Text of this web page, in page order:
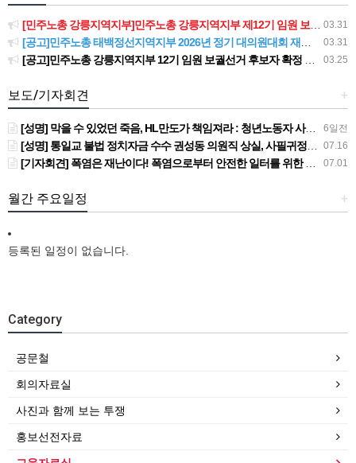
03.31
[민주노총 강릉지역지부]민주노총 강릉지역지부 제12기 임원 보궐선거결과 공고
03.31
[공고]민주노총 태백정선지역지부 2026년 정기 대의원대회 재소집 건
03.25
[공고]민주노총 강릉지역지부 12기 임원 보궐선거 후보자 확정 공고
+
보도/기자회견
6일전
[성명] 막을 수 있었던 죽음, HL만도가 책임져라 : 청년노동자 사망사고의 철저한 진상규명과 재발방지 대책 마련하라
07.16
[성명] 통일교 불법 정치자금 수수 권성동 의원직 상실, 사필귀정이다
07.01
[기자회견] 폭염은 재난이다! 폭염으로부터 안전한 일터를 위한 민주노총 강원지역본부 폭염감시단 선포 기자회견
+
월간 주요일정
등록된 일정이 없습니다.
Category
공문철
회의자료실
사진과 함께 보는 투쟁
홍보선전자료